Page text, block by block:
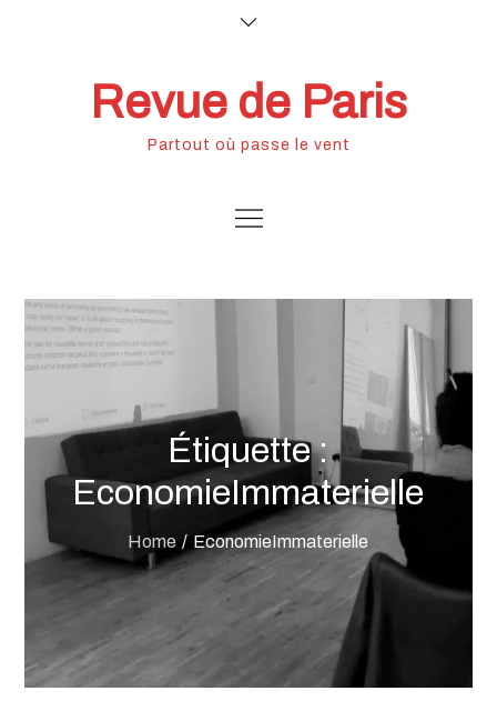
Revue de Paris
Partout où passe le vent
Étiquette :
EconomieImmaterielle
Home EconomieImmaterielle